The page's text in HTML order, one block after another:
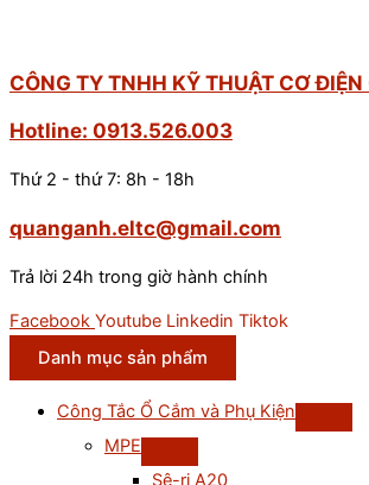
CÔNG TY TNHH KỸ THUẬT CƠ
Hotline: 0913.526.003
Thứ 2 - thứ 7: 8h - 18h
quanganh.eltc@gmail.com
Trả lời 24h trong giờ hành chính
Facebook Youtube Linkedin Tiktok
Danh mục sản phẩm
Công Tắc Ổ Cắm và Phụ Kiện
MPE
Sê-ri A20
/
240V